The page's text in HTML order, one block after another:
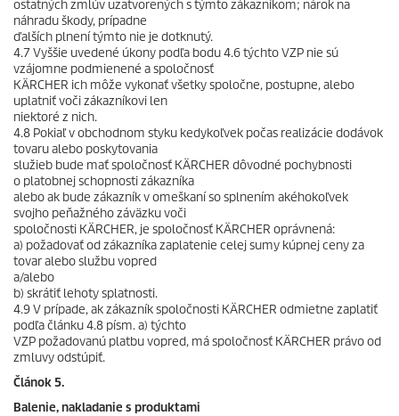
ostatných zmlúv uzatvorených s týmto zákazníkom; nárok na
náhradu škody, prípadne
ďalších plnení týmto nie je dotknutý.
4.7 Vyššie uvedené úkony podľa bodu 4.6 týchto VZP nie sú
vzájomne podmienené a spoločnosť
KÄRCHER ich môže vykonať všetky spoločne, postupne, alebo
uplatniť voči zákazníkovi len
niektoré z nich.
4.8 Pokiaľ v obchodnom styku kedykoľvek počas realizácie dodávok
tovaru alebo poskytovania
služieb bude mať spoločnosť KÄRCHER dôvodné pochybnosti
o platobnej schopnosti zákazníka
alebo ak bude zákazník v omeškaní so splnením akéhokoľvek
svojho peňažného záväzku voči
spoločnosti KÄRCHER, je spoločnosť KÄRCHER oprávnená:
a) požadovať od zákazníka zaplatenie celej sumy kúpnej ceny za
tovar alebo službu vopred
a/alebo
b) skrátiť lehoty splatnosti.
4.9 V prípade, ak zákazník spoločnosti KÄRCHER odmietne zaplatiť
podľa článku 4.8 písm. a) týchto
VZP požadovanú platbu vopred, má spoločnosť KÄRCHER právo od
zmluvy odstúpiť.
Článok 5.
Balenie, nakladanie s produktami